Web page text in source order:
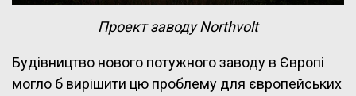
Проект заводу Northvolt
Будівництво нового потужного заводу в Європі
могло б вирішити цю проблему для європейських